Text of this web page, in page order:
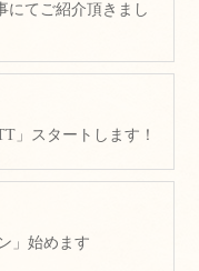
にてご紹介頂きまし
」スタートします！
」始めます